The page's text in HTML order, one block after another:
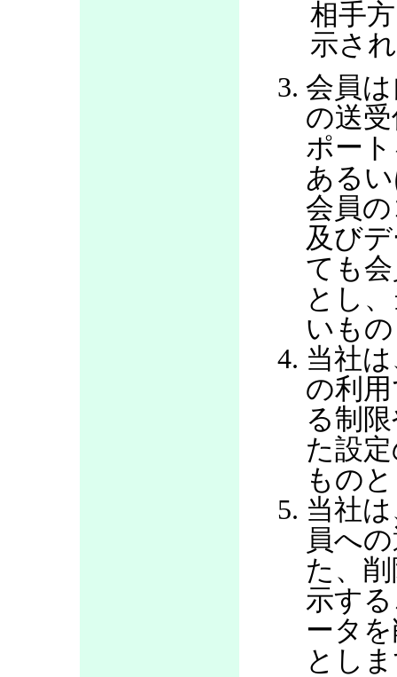
相手
示さ
会員
の送
ポー
ある
会員
及び
ても
とし
いも
当社
の利
る制
た設
もの
当社
員へ
た、
示す
ータ
とし